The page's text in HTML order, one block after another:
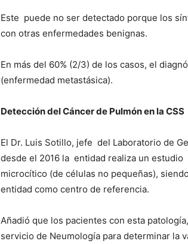
Este puede no ser detectado porque los
con otras enfermedades benignas.
En más del 60% (2/3) de los casos, el
(enfermedad metastásica).
Detección del Cáncer de Pulmón en la CSS
El Dr. Luis Sotillo, jefe del Laboratorio de
desde el 2016 la entidad realiza un
microcítico (de células no pequeñas),
entidad como centro de referencia.
Añadió que los pacientes con esta
servicio de Neumología para determinar la